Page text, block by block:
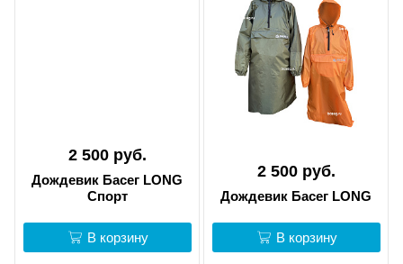
2 500 руб.
Дождевик Басег LONG
Спорт
В корзину
2 500 руб.
Дождевик Басег LONG
В корзину